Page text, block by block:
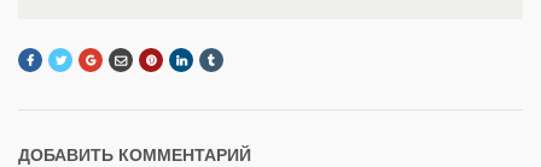
ДОБАВИТЬ КОММЕНТАРИЙ